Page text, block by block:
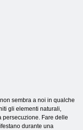
sembra a noi in qualche
gli elementi naturali,
persecuzione. Fare delle
durante una